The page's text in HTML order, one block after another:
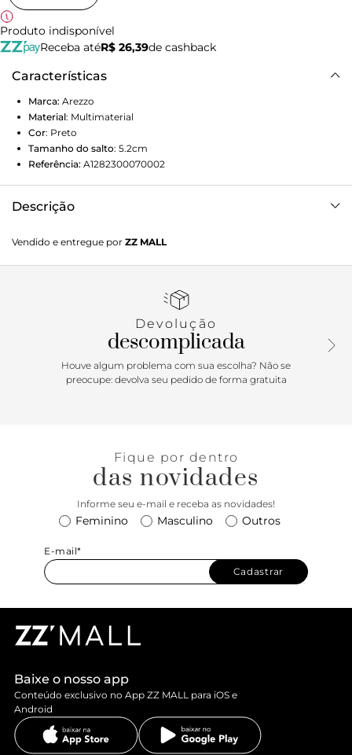
Produto indisponível
Receba atéR$ 26,39de cashback
Características
Marca: Arezzo
Material: Multimaterial
Cor: Preto
Tamanho do salto: 5.2cm
Referência: A1282300070002
Descrição
joelhos, salto médio bloco, base tratorada e bico redondo.
Traz cano ajustado às pernas e tira tipo enforcador na parte
Vendido e entregue por ZZ MALL
Devolução
descomplicada
Houve algum problema com sua escolha? Não se
preocupe: devolva seu pedido de forma gratuita
Fique por dentro
das novidades
Informe seu e-mail e receba as novidades!
Feminino Masculino Outros
E-mail*
Cadastrar
Baixe o nosso app
Conteúdo exclusivo no App ZZ MALL para iOS e
Android